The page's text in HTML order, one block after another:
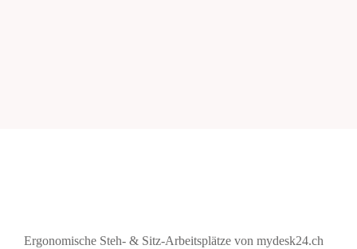
Ergonomische Steh- & Sitz-Arbeitsplätze von mydesk24.ch